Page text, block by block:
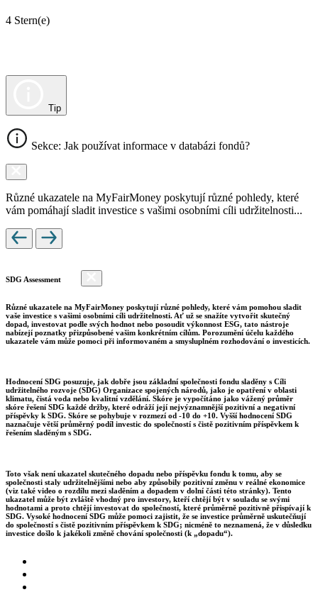
4 Stern(e)
Tip
Sekce: Jak používat informace v databázi fondů?
Různé ukazatele na MyFairMoney poskytují různé pohledy, které
vám pomáhají sladit investice s vašimi osobními cíli udržitelnosti...
SDG Assessment
Různé ukazatele na MyFairMoney poskytují různé pohledy, které vám pomohou sladit
vaše investice s vašimi osobními cíli udržitelnosti. Ať už se snažíte vytvořit skutečný
dopad, investovat podle svých hodnot nebo posoudit výkonnost ESG, tato nástroje
nabízejí poznatky přizpůsobené vašim konkrétním cílům. Porozumění účelu každého
ukazatele vám může pomoci při informovaném a smysluplném rozhodování o investicích.
Hodnocení SDG posuzuje, jak dobře jsou základní společnosti fondu sladěny s Cíli
udržitelného rozvoje (SDG) Organizace spojených národů, jako je opatření v oblasti
klimatu, čistá voda nebo kvalitní vzdělání. Skóre je vypočítáno jako vážený průměr
skóre řešení SDG každé držby, které odráží její nejvýznamnější pozitivní a negativní
příspěvky k SDG. Skóre se pohybuje v rozmezí od -10 do +10. Vyšší hodnocení SDG
naznačuje větší průměrný podíl investic do společností s čistě pozitivním příspěvkem k
řešením sladěným s SDG.
Toto však není ukazatel skutečného dopadu nebo příspěvku fondu k tomu, aby se
společnosti staly udržitelnějšími nebo aby způsobily pozitivní změnu v reálné ekonomice
(viz také video o rozdílu mezi sladěním a dopadem v dolní části této stránky). Tento
ukazatel může být zvláště vhodný pro investory, kteří chtějí být v souladu se svými
hodnotami a proto chtějí investovat do společností, které průměrně pozitivně přispívají k
SDG. Vysoké hodnocení SDG může pomoci zajistit, že se investice průměrně uskutečňují
do společností s čistě pozitivním příspěvkem k SDG; nicméně to neznamená, že v důsledku
investice došlo k jakékoli změně chování společnosti (k „dopadu“).